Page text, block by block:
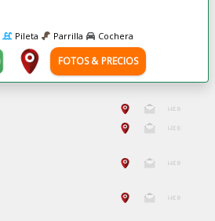
Pileta Parrilla Cochera
FOTOS & PRECIOS